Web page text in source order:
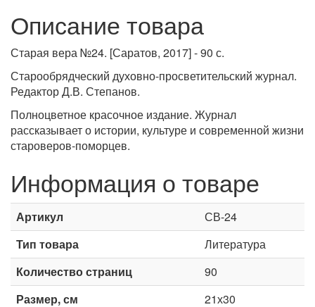
Описание товара
Старая вера №24. [Саратов, 2017] - 90 с.
Старообрядческий духовно-просветительский журнал.
Редактор Д.В. Степанов.
Полноцветное красочное издание. Журнал
рассказывает о истории, культуре и современной жизни
староверов-поморцев.
Информация о товаре
Артикул
СВ-24
Тип товара
Литература
Количество страниц
90
Размер, см
21х30